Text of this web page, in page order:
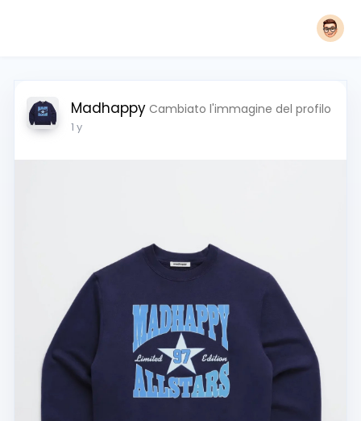
Madhappy Cambiato l'immagine del profilo
1 y